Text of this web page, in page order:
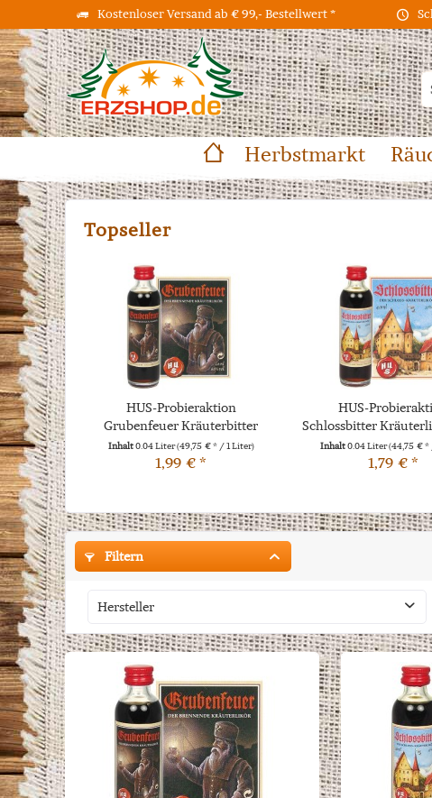
Kostenloser Versand ab € 99,- Bestellwert *
Herbstmarkt
Topseller
HUS-Probieraktion
Grubenfeuer Kräuterbitter
0,04l
Inhalt0.04 Liter(49,75 € * / 1 Liter)
1,99 € *
HUS-
Schlossbitter
Inhalt0.04 Liter(44,75 € *
1,79 € *
Filtern
Hersteller
HUS Likörherstellung & Getränkevertrieb GmbH